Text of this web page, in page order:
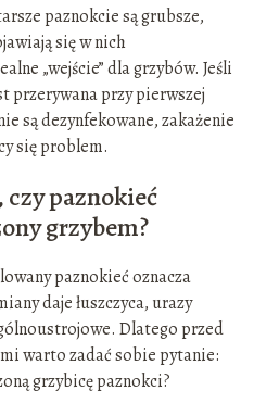
paznokcie są grubsze,
się w nich
„wejście” dla grzybów. Jeśli
przerywana przy pierwszej
są dezynfekowane, zakażenie
się problem.
czy paznokieć
grzybem?
paznokieć oznacza
daje łuszczyca, urazy
Dlatego przed
warto zadać sobie pytanie:
grzybicę paznokci?